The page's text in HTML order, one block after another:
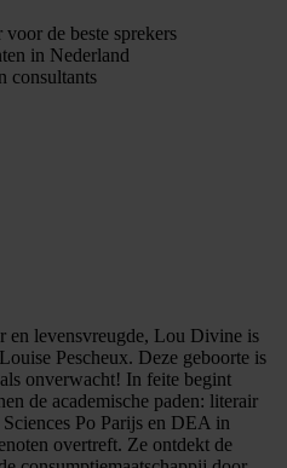
de beste sprekers
in Nederland
consultants
en levensvreugde, Lou Divine is
Pescheux. Deze geboorte is
onverwacht! In feite begint
de academische paden: literair
Po Parijs en DEA in
overtreft. Ze ontdekt de